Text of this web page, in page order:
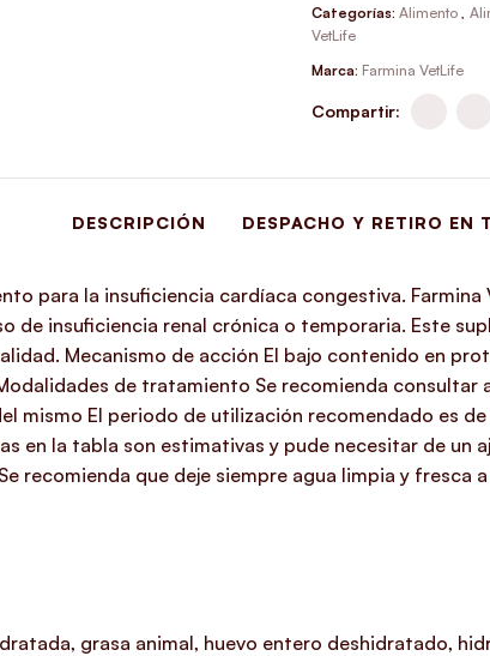
Categorías: Alimento ,
VetLife
Marca: Farmina VetLife
Compartir:
DESCRIPCIÓN DESPACHO Y RETIRO EN
para la insuficiencia cardíaca congestiva.
de insuficiencia renal crónica o temporaria. Este
Mecanismo de acción El bajo contenido en
de tratamiento Se recomienda
mismo El periodo de utilización recomendado es
en la tabla son estimativas y pude necesitar de un
recomienda que deje siempre agua limpia y fresca
grasa animal, huevo entero deshidratado,